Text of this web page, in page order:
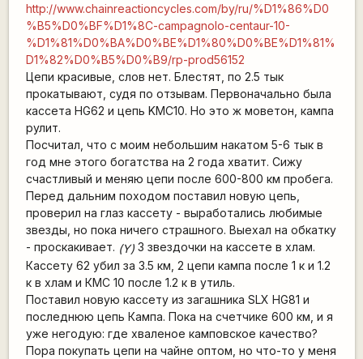
http://www.chainreactioncycles.com/by/ru/%D1%86%D0
%B5%D0%BF%D1%8C-campagnolo-centaur-10-
%D1%81%D0%BA%D0%BE%D1%80%D0%BE%D1%81%
D1%82%D0%B5%D0%B9/rp-prod56152
Цепи красивые, слов нет. Блестят, по 2.5 тык
прокатывают, судя по отзывам. Первоначально была
кассета HG62 и цепь KMC10. Но это ж моветон, кампа
рулит.
Посчитал, что с моим небольшим накатом 5-6 тык в
год мне этого богатства на 2 года хватит. Сижу
счастливый и меняю цепи после 600-800 км пробега.
Перед дальним походом поставил новую цепь,
проверил на глаз кассету - выработались любимые
звезды, но пока ничего страшного. Выехал на обкатку
- проскакивает. (Y)3 звездочки на кассете в хлам.
Кассету 62 убил за 3.5 км, 2 цепи кампа после 1 к и 1.2
к в хлам и КМС 10 после 1.2 к в утиль.
Поставил новую кассету из загашника SLX HG81 и
последнюю цепь Кампа. Пока на счетчике 600 км, и я
уже негодую: где хваленое камповское качество?
Пора покупать цепи на чайне оптом, но что-то у меня